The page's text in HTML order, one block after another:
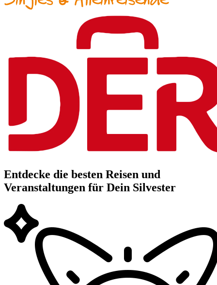
Entdecke die besten Reisen und
Veranstaltungen für Dein Silvester